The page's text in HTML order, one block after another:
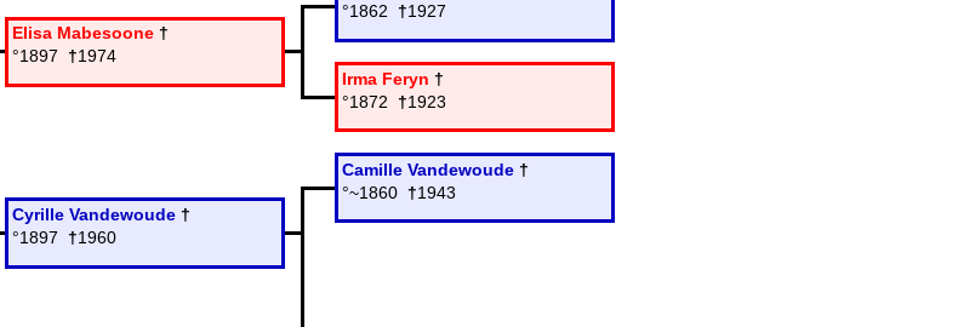
Elisa Mabesoone †
°1897 †1974
Cyrille Vandewoude †
°1897 †1960
Camille Vandewoude †
°~1860 †1943
°1862 †1927
Irma Feryn †
°1872 †1923